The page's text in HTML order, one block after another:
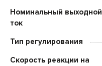
Номинальный выходной
ток
Тип регулирования
Скорость реакции на